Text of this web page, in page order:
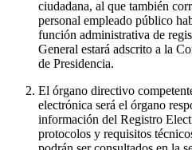
ciudadana, al que también
personal empleado público
función administrativa de
General estará adscrito a la
de Presidencia.
El órgano directivo
electrónica será el órgano
información del Registro
protocolos y requisitos